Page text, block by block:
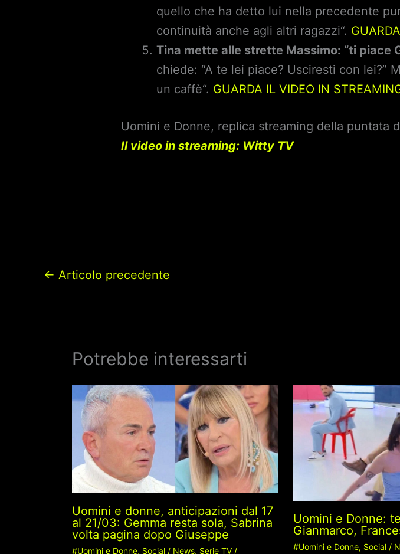
quello che ha detto lui nella precedente
continuità anche agli altri ragazzi“.
Tina mette alle strette Massimo: “ti piace
chiede: “A te lei piace? Usciresti con lei?”
un caffè“. GUARDA IL VIDEO IN
Uomini e Donne, replica streaming della puntata
Il video in streaming: Witty TV
← Articolo precedente
Potrebbe interessarti
Uomini e donne, anticipazioni dal 17
al 21/03: Gemma resta sola, Sabrina
volta pagina dopo Giuseppe
#Uomini e Donne, Social / News, Serie TV /
Uomini e Donne:
Gianmarco,
#Uomini e Donne, Social /